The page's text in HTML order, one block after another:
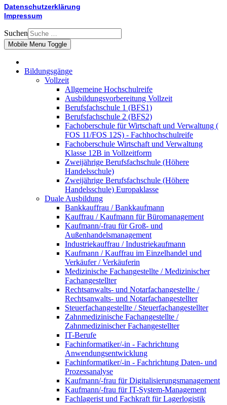
Datenschutzerklärung
Impressum
Suchen
Mobile Menu Toggle
Bildungsgänge
Vollzeit
Allgemeine Hochschulreife
Ausbildungsvorbereitung Vollzeit
Berufsfachschule 1 (BFS1)
Berufsfachschule 2 (BFS2)
Fachoberschule für Wirtschaft und Verwaltung (
FOS 11/FOS 12S) - Fachhochschulreife
Fachoberschule Wirtschaft und Verwaltung
Klasse 12B in Vollzeitform
Zweijährige Berufsfachschule (Höhere
Handelsschule)
Zweijährige Berufsfachschule (Höhere
Handelsschule) Europaklasse
Duale Ausbildung
Bankkauffrau / Bankkaufmann
Kauffrau / Kaufmann für Büromanagement
Kaufmann/-frau für Groß- und
Außenhandelsmanagement
Industriekauffrau / Industriekaufmann
Kaufmann / Kauffrau im Einzelhandel und
Verkäufer / Verkäuferin
Medizinische Fachangestellte / Medizinischer
Fachangestellter
Rechtsanwalts- und Notarfachangestellte /
Rechtsanwalts- und Notarfachangestellter
Steuerfachangestellte / Steuerfachangestellter
Zahnmedizinische Fachangestellte /
Zahnmedizinischer Fachangestellter
IT-Berufe
Fachinformatiker/-in - Fachrichtung
Anwendungsentwicklung
Fachinformatiker/-in - Fachrichtung Daten- und
Prozessanalyse
Kaufmann/-frau für Digitalisierungsmanagement
Kaufmann/-frau für IT-System-Management
Fachlagerist und Fachkraft für Lagerlogistik